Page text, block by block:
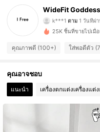
WideFit Goddess
k***1 ตาม
1 วันที่ผ่า
4.84
818 ผู้ติดตาม
4.84 818 ผู้ติดตาม
4.84 818 ผู้ติดตาม
818 ผู้ติดตาม
25K ชิ้นที่ขายไปเมื่อ
คุณภาพดี (100+) ใส่พอดีตัว
คุณอาจชอบ
แนะนำ เครื่องตกแต่งเครื่องแต่